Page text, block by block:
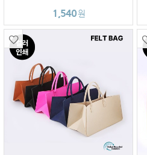
1,540원